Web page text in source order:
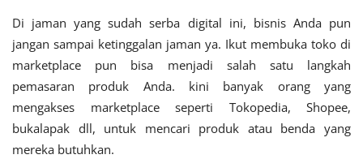
Di jaman yang sudah serba digital ini, bisnis Anda pun
jangan sampai ketinggalan jaman ya. Ikut membuka toko di
marketplace pun bisa menjadi salah satu langkah
pemasaran produk Anda. kini banyak orang yang
mengakses marketplace seperti Tokopedia, Shopee,
bukalapak dll, untuk mencari produk atau benda yang
mereka butuhkan.